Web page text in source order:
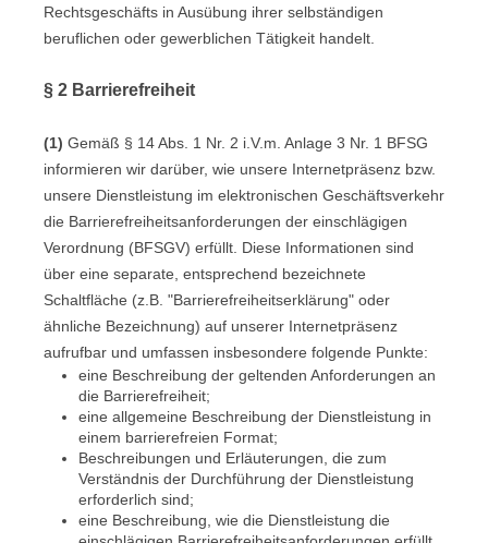
Rechtsgeschäfts in Ausübung ihrer selbständigen
beruflichen oder gewerblichen Tätigkeit handelt.
§ 2 Barrierefreiheit
(1) Gemäß § 14 Abs. 1 Nr. 2 i.V.m. Anlage 3 Nr. 1 BFSG
informieren wir darüber, wie unsere Internetpräsenz bzw.
unsere Dienstleistung im elektronischen Geschäftsverkehr
die Barrierefreiheitsanforderungen der einschlägigen
Verordnung (BFSGV) erfüllt. Diese Informationen sind
über eine separate, entsprechend bezeichnete
Schaltfläche (z.B. "Barrierefreiheitserklärung" oder
ähnliche Bezeichnung) auf unserer Internetpräsenz
aufrufbar und umfassen insbesondere folgende Punkte:
eine Beschreibung der geltenden Anforderungen an
die Barrierefreiheit;
eine allgemeine Beschreibung der Dienstleistung in
einem barrierefreien Format;
Beschreibungen und Erläuterungen, die zum
Verständnis der Durchführung der Dienstleistung
erforderlich sind;
eine Beschreibung, wie die Dienstleistung die